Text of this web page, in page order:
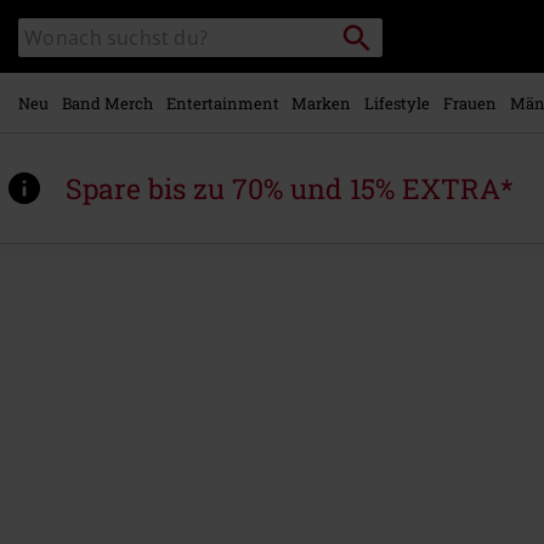
Hauptinhalt
springen
Katalog
durchsuchen
Packstation
suchen
Neu Band Merch Entertainment Marken Lifestyle Frauen
Spare bis zu 70% und 15% EXTRA*